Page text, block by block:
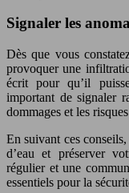
Signaler les
Dès que vous
provoquer une
écrit pour qu’il
important de signaler
dommages et les
En suivant ces
d’eau et préserver
régulier et une
essentiels pour la